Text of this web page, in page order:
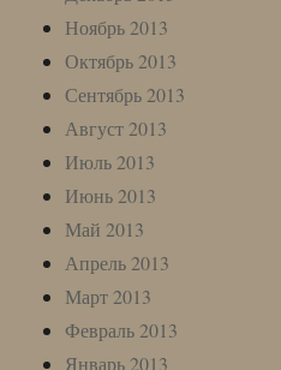
Ноябрь 2013
Октябрь 2013
Сентябрь 2013
Август 2013
Июль 2013
Июнь 2013
Май 2013
Апрель 2013
Март 2013
Февраль 2013
Январь 2013